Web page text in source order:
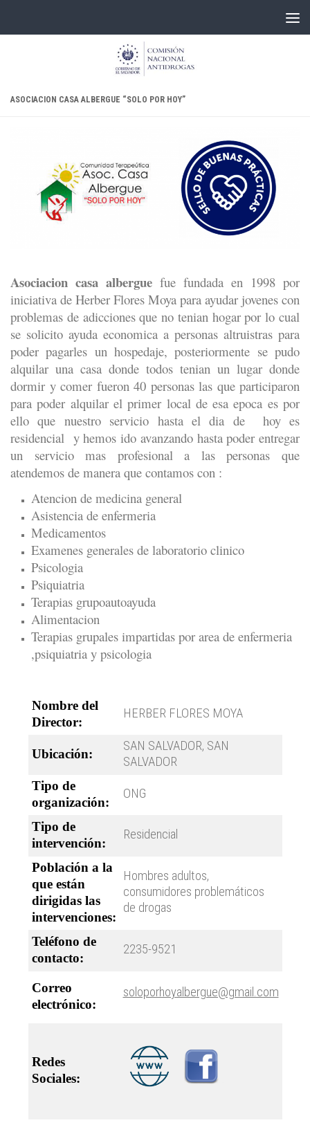
ASOCIACION CASA ALBERGUE “SOLO POR HOY”
Asociacion casa albergue fue fundada en 1998 por
iniciativa de Herber Flores Moya para ayudar jovenes con
problemas de adicciones que no tenian hogar por lo cual
se solicito ayuda economica a personas altruistras para
poder pagarles un hospedaje, posteriormente se pudo
alquilar una casa donde todos tenian un lugar donde
dormir y comer fueron 40 personas las que participaron
para poder alquilar el primer local de esa epoca es por
ello que nuestro servicio hasta el dia de hoy es
residencial y hemos ido avanzando hasta poder entregar
un servicio mas profesional a las personas que
atendemos de manera que contamos con :
Atencion de medicina general
Asistencia de enfermeria
Medicamentos
Examenes generales de laboratorio clinico
Psicologia
Psiquiatria
Terapias grupoautoayuda
Alimentacion
Terapias grupales impartidas por area de enfermeria
,psiquiatria y psicologia
Nombre del
Director:
HERBER FLORES MOYA
Ubicación:
SAN SALVADOR, SAN
SALVADOR
Tipo de
organización:
ONG
Tipo de
intervención:
Residencial
Población a la
que están
dirigidas las
intervenciones:
Hombres adultos,
consumidores problemáticos
de drogas
Teléfono de
contacto:
2235-9521
Correo
electrónico:
soloporhoyalbergue@gmail.com
Redes
Sociales: